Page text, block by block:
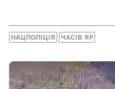
НАЦПОЛІЦІЯ ЧАСІВ ЯР